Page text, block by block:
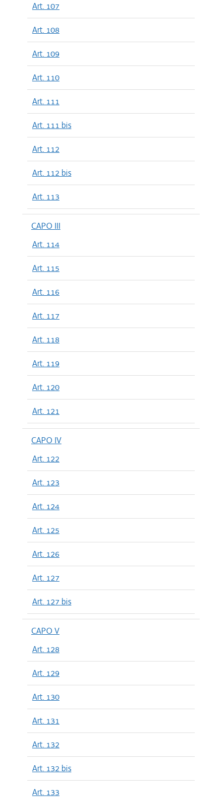
Art. 107
Art. 108
Art. 109
Art. 110
Art. 111
Art. 111 bis
Art. 112
Art. 112 bis
Art. 113
CAPO III
Art. 114
Art. 115
Art. 116
Art. 117
Art. 118
Art. 119
Art. 120
Art. 121
CAPO IV
Art. 122
Art. 123
Art. 124
Art. 125
Art. 126
Art. 127
Art. 127 bis
CAPO V
Art. 128
Art. 129
Art. 130
Art. 131
Art. 132
Art. 132 bis
Art. 133